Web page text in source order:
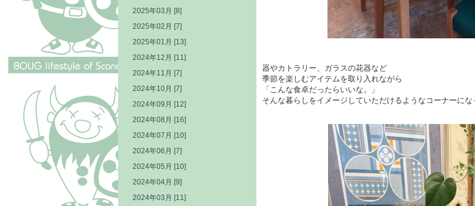
器やカトラリー、ガラスの花器など
季節を楽しむアイテムを取り入れながら
「こんな食卓だったらいいな。」
そんな暮らしをイメージしていただけるようなコーナーにな
2025年03月 [8]
2025年02月 [7]
2025年01月 [13]
2024年12月 [11]
2024年11月 [7]
2024年10月 [7]
2024年09月 [12]
2024年08月 [16]
2024年07月 [10]
2024年06月 [7]
2024年05月 [10]
2024年04月 [9]
2024年03月 [11]